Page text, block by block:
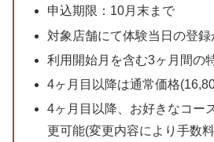
申込期限：10月末まで
対象店舗にて体験当日の登録
利用開始月を含む3ヶ月間の
4ヶ月目以降は通常価格
4ヶ月目以降、お好きなコー
更可能(変更内容により手数